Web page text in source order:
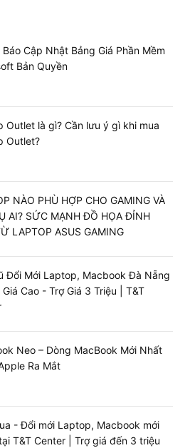
chính Apple sản xuất cho chiếc
trải nghiệm đẳng cấp khác biệt
đồ họa tích hợp Intel UHD
tác từ phần mềm Photoshop,
bướm tương tự như Macbook
gõ phím êm hơn, yên tĩnh
ánh sáng xung quanh của đèn
dễ dàng sử dụng trong các điều
Cập Nhật Bảng Giá Phần Mềm
Bản Quyền
Outlet là gì? Cần lưu ý gì khi mua
Outlet?
NÀO PHÙ HỢP CHO GAMING VÀ
AI? SỨC MẠNH ĐỒ HỌA ĐỈNH
LAPTOP ASUS GAMING
Đổi Mới Laptop, Macbook Đà Nẵng
Giá Cao - Trợ Giá 3 Triệu | T&T
Neo – Dòng MacBook Mới Nhất
Ra Mắt
- Đổi mới Laptop, Macbook mới
T&T Center | Trợ giá đến 3 triệu